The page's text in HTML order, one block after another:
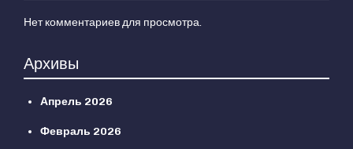
Нет комментариев для просмотра.
Архивы
Апрель 2026
Февраль 2026